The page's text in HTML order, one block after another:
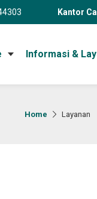
Kantor
Informasi &
Home Layanan